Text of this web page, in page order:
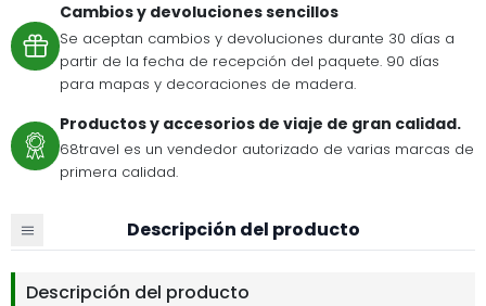
Cambios y devoluciones sencillos
Se aceptan cambios y devoluciones durante 30 días a
partir de la fecha de recepción del paquete. 90 días
para mapas y decoraciones de madera.
Productos y accesorios de viaje de gran calidad.
68travel es un vendedor autorizado de varias marcas de
primera calidad.
Descripción del producto
Descripción del producto